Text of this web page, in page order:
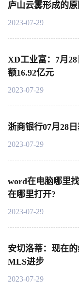
庐山云雾形成的原
2023-07-29
XD工业富：7月
额16.92亿元
2023-07-29
浙商银行07月28
2023-07-29
word在电脑哪里
在哪里打开?
2023-07-29
安切洛蒂：现在
MLS进步
2023-07-29